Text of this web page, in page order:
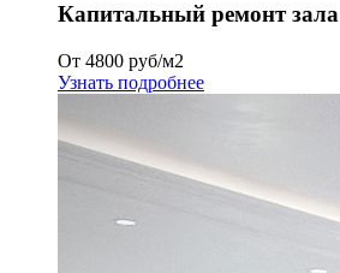
Капитальный ремонт зала
От 4800 руб/м2
Узнать подробнее